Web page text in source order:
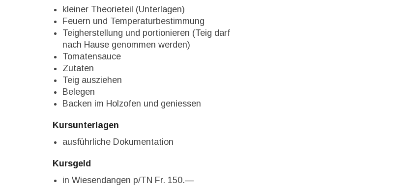
kleiner Theorieteil (Unterlagen)
Feuern und Temperaturbestimmung
Teigherstellung und portionieren (Teig darf
nach Hause genommen werden)
Tomatensauce
Zutaten
Teig ausziehen
Belegen
Backen im Holzofen und geniessen
Kursunterlagen
ausführliche Dokumentation
Kursgeld
in Wiesendangen p/TN Fr. 150.—